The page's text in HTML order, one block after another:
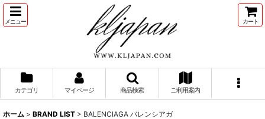
メニュー カート
カテゴリ マイページ 商品検索 ご利用案内
ホーム > BRAND LIST > BALENCIAGA バレンシアガ